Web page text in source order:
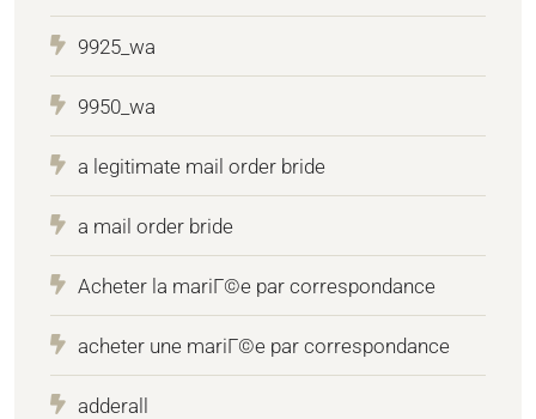
9925_wa
9950_wa
a legitimate mail order bride
a mail order bride
Acheter la mariГ©e par correspondance
acheter une mariГ©e par correspondance
adderall